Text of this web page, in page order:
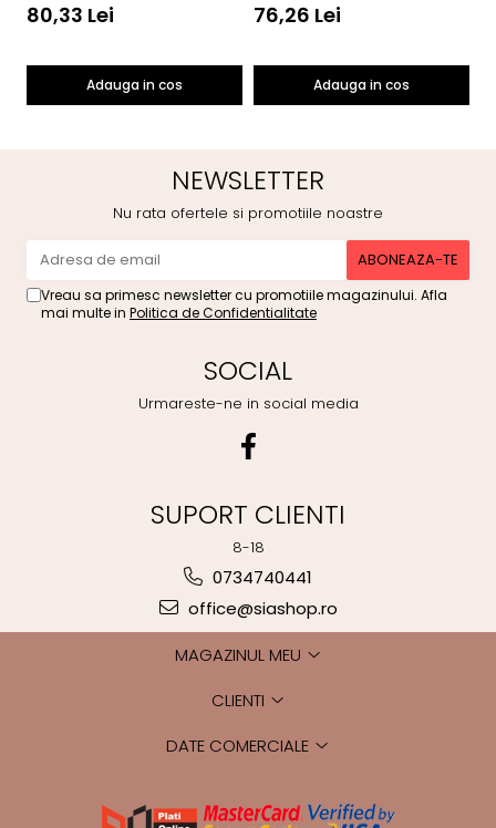
80,33 Lei
Adauga in cos
76,26 Lei
Adauga in cos
NEWSLETTER
Nu rata ofertele si promotiile noastre
Vreau sa primesc newsletter cu promotiile magazinului. Afla
mai multe in Politica de Confidentialitate
SOCIAL
Urmareste-ne in social media
SUPORT CLIENTI
8-18
0734740441
office@siashop.ro
MAGAZINUL MEU
CLIENTI
DATE COMERCIALE